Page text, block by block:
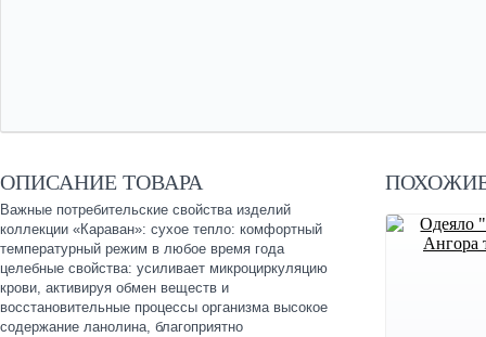
ОПИСАНИЕ ТОВАРА
Важные потребительские свойства изделий
коллекции «Караван»: сухое тепло: комфортный
температурный режим в любое время года
целебные свойства: усиливает микроциркуляцию
крови, активируя обмен веществ и
восстановительные процессы организма высокое
содержание ланолина, благоприятно